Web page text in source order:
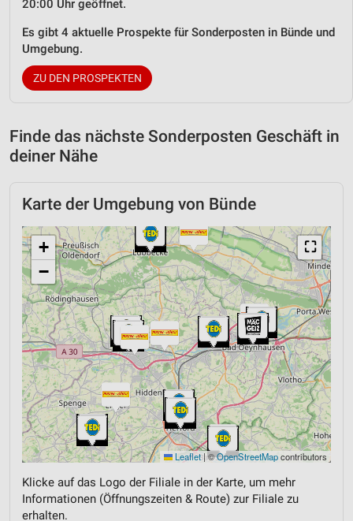
20:00 Uhr geöffnet.
Es gibt 4 aktuelle Prospekte für Sonderposten in Bünde und
Umgebung.
ZU DEN PROSPEKTEN
Finde das nächste Sonderposten Geschäft in
deiner Nähe
Karte der Umgebung von Bünde
⛶
+
−
Leaflet |©OpenStreetMapcontributors
Klicke auf das Logo der Filiale in der Karte, um mehr
Informationen (Öffnungszeiten & Route) zur Filiale zu
erhalten.